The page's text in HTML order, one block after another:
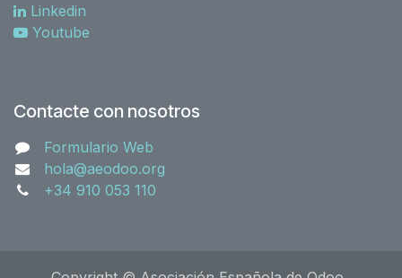
Linkedin
Youtube
Contacte con nosotros
Formulario Web
hola@aeodoo.org
+34 910 053 110